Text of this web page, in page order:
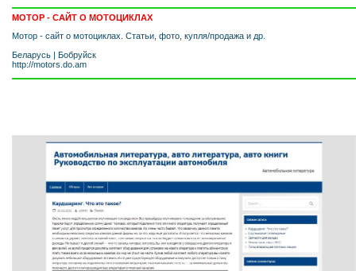
МОТОР - САЙТ О МОТОЦИКЛАХ
Мотор - сайт о мотоциклах. Статьи, фото, купля/продажа и др.
Беларусь | Бобруйск
http://motors.do.am